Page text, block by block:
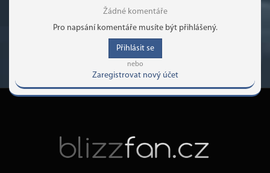
Žádné komentáře
Pro napsání komentáře musíte být přihlášený.
Přihlásit se
nebo
Zaregistrovat nový účet